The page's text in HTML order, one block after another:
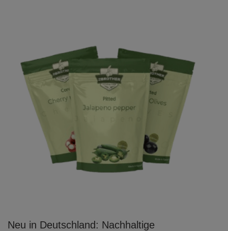
Neu in Deutschland: Nachhaltige